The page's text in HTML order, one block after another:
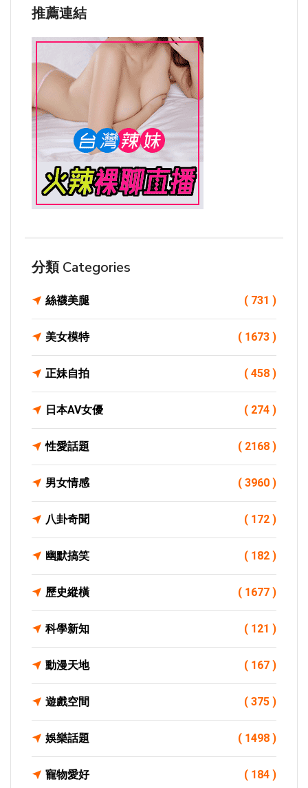
推薦連結
分類 Categories
絲襪美腿 ( 731 )
美女模特 ( 1673 )
正妹自拍 ( 458 )
日本AV女優 ( 274 )
性愛話題 ( 2168 )
男女情感 ( 3960 )
八卦奇聞 ( 172 )
幽默搞笑 ( 182 )
歷史縱橫 ( 1677 )
科學新知 ( 121 )
動漫天地 ( 167 )
遊戲空間 ( 375 )
娛樂話題 ( 1498 )
寵物愛好 ( 184 )